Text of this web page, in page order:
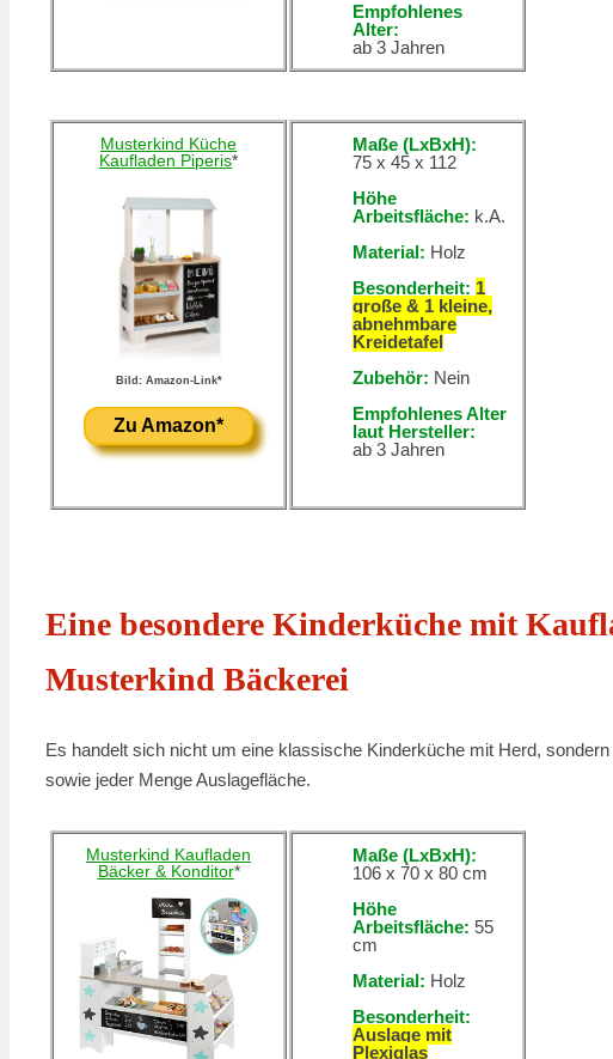
Empfohlenes
Alter:
ab 3 Jahren
Musterkind Küche
Kaufladen Piperis*
Bild: Amazon-Link*
Zu Amazon*
Maße (LxBxH):
75 x 45 x 112
Höhe
Arbeitsfläche: k.A.
Material: Holz
Besonderheit: 1
große & 1 kleine,
abnehmbare
Kreidetafel
Zubehör: Nein
Empfohlenes Alter
laut Hersteller:
ab 3 Jahren
Eine besondere Kinderküche mit
Musterkind Bäckerei
Es handelt sich nicht um eine klassische Kinderküche mit Herd,
sowie jeder Menge Auslagefläche.
Musterkind Kaufladen
Bäcker & Konditor*
Maße (LxBxH):
106 x 70 x 80 cm
Höhe
Arbeitsfläche: 55
cm
Material: Holz
Besonderheit:
Auslage mit
Plexiglas